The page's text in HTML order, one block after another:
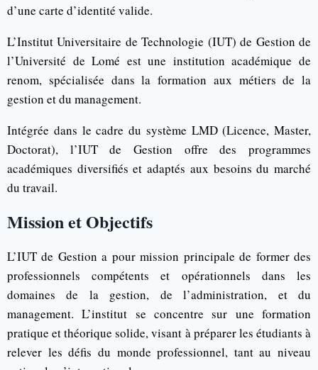
d’une carte d’identité valide.
L’Institut Universitaire de Technologie (IUT) de Gestion de
l’Université de Lomé est une institution académique de
renom, spécialisée dans la formation aux métiers de la
gestion et du management.
Intégrée dans le cadre du système LMD (Licence, Master,
Doctorat), l’IUT de Gestion offre des programmes
académiques diversifiés et adaptés aux besoins du marché
du travail.
Mission et Objectifs
L’IUT de Gestion a pour mission principale de former des
professionnels compétents et opérationnels dans les
domaines de la gestion, de l’administration, et du
management. L’institut se concentre sur une formation
pratique et théorique solide, visant à préparer les étudiants à
relever les défis du monde professionnel, tant au niveau